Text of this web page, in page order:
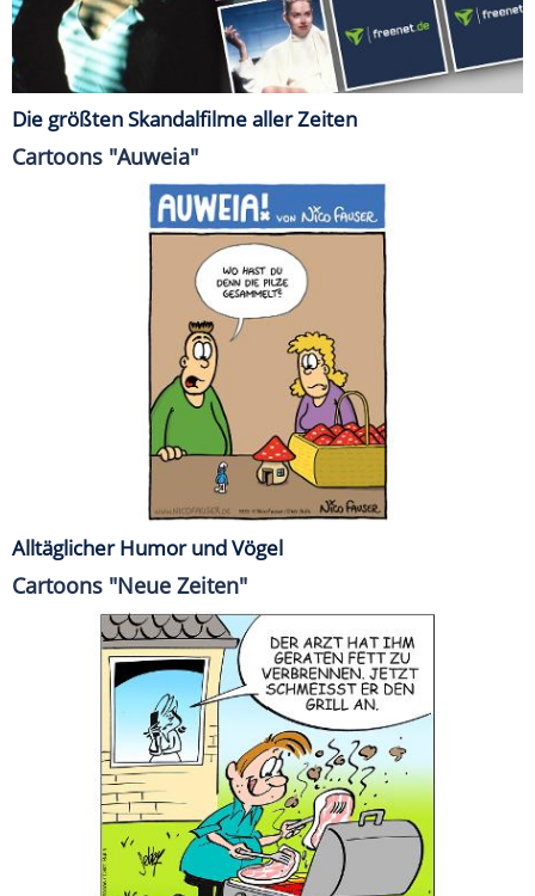
Die größten Skandalfilme aller Zeiten
Cartoons "Auweia"
Alltäglicher Humor und Vögel
Cartoons "Neue Zeiten"